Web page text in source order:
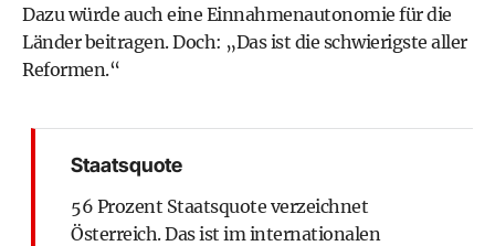
Dazu würde auch eine Einnahmenautonomie für die
Länder beitragen. Doch: „Das ist die schwierigste aller
Reformen.“
Staatsquote
56 Prozent Staatsquote verzeichnet
Österreich. Das ist im internationalen